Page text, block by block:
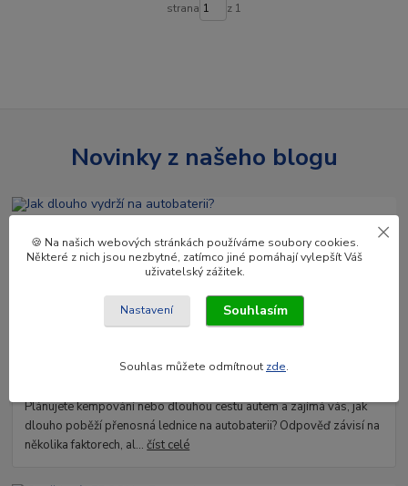
strana z 1
Novinky z našeho blogu
Plánujete kempování nebo dlouhou cestu autem a zajímá vás, jak
dlouho poběží přenosná lednice na autobaterii? Odpověď závisí na
několika faktorech, al...číst celé
🍪 Na našich webových stránkách používáme soubory cookies.
Některé z nich jsou nezbytné, zatímco jiné pomáhají vylepšít Váš
uživatelský zážitek.
Nastavení Souhlasím
Souhlas můžete odmítnout zde.